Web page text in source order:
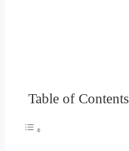
Table of Contents